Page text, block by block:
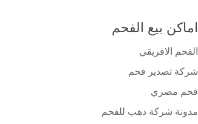
اماكن بيع الفحم
الفحم الافريقي
شركة تصدير فحم
فحم مصري
مدونة شركة دهب للفحم